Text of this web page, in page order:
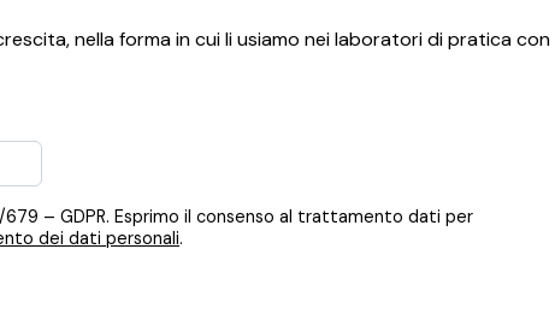
nella forma in cui li usiamo nei laboratori di pratica con
679 – GDPR. Esprimo il consenso al trattamento dati per
dei dati personali.